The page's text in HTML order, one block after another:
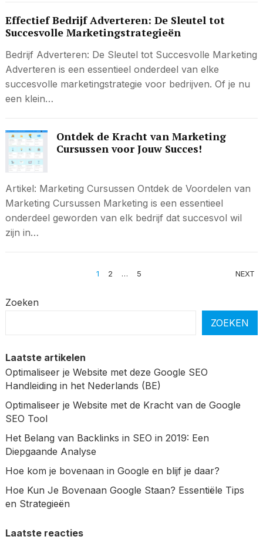
Effectief Bedrijf Adverteren: De Sleutel tot
Succesvolle Marketingstrategieën
Bedrijf Adverteren: De Sleutel tot Succesvolle Marketing
Adverteren is een essentieel onderdeel van elke
succesvolle marketingstrategie voor bedrijven. Of je nu
een klein…
Ontdek de Kracht van Marketing
Cursussen voor Jouw Succes!
Artikel: Marketing Cursussen Ontdek de Voordelen van
Marketing Cursussen Marketing is een essentieel
onderdeel geworden van elk bedrijf dat succesvol wil
zijn in…
1 2 … 5 NEXT
Zoeken
ZOEKEN
Laatste artikelen
Optimaliseer je Website met deze Google SEO
Handleiding in het Nederlands (BE)
Optimaliseer je Website met de Kracht van de Google
SEO Tool
Het Belang van Backlinks in SEO in 2019: Een
Diepgaande Analyse
Hoe kom je bovenaan in Google en blijf je daar?
Hoe Kun Je Bovenaan Google Staan? Essentiële Tips
en Strategieën
Laatste reacties